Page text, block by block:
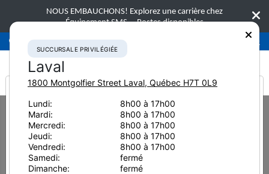
NOUS EMBAUCHONS! Explorez une carrière chez
Équipement SMS. Postes disponibles
Succursale privilégiéeLaval 450-781-9600
Home Équipement neuf Excavatrices Komatsu PC800LC-8
Excavatrices
Komatsu PC800LC-8
It looks like you are
from America
SUCCURSALE PRIVILÉGIÉE
Laval
1800 Montgolfier Street Laval, Québec H7T 0L9
Lundi:
8h00 à 17h00
Mardi:
8h00 à 17h00
Mercredi:
8h00 à 17h00
Jeudi:
8h00 à 17h00
Vendredi:
8h00 à 17h00
Samedi:
fermé
Dimanche:
fermé